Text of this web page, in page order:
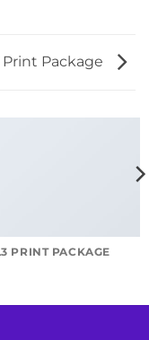
Print Package
PRINT PACKAGE